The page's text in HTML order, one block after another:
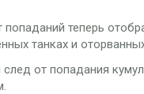
теперь
танках и
след от попадания